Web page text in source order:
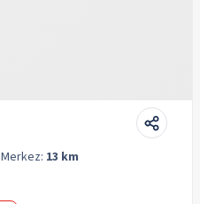
Merkez: 13 km